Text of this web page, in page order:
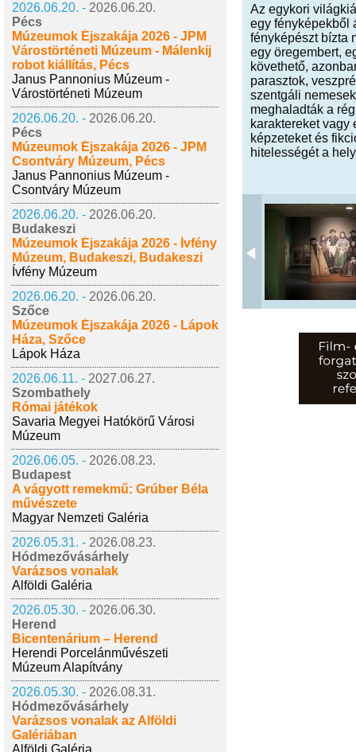
2026.06.20. - 2026.06.20.
Pécs
Múzeumok Éjszakája 2026 - JPM
Várostörténeti Múzeum - Málenkij
robot kiállítás, Pécs
Janus Pannonius Múzeum -
Várostörténeti Múzeum
2026.06.20. - 2026.06.20.
Pécs
Múzeumok Éjszakája 2026 - JPM
Csontváry Múzeum, Pécs
Janus Pannonius Múzeum -
Csontváry Múzeum
2026.06.20. - 2026.06.20.
Budakeszi
Múzeumok Éjszakája 2026 - Ívfény
Múzeum, Budakeszi, Budakeszi
Ívfény Múzeum
2026.06.20. - 2026.06.20.
Szőce
Múzeumok Éjszakája 2026 - Lápok
Háza, Szőce
Lápok Háza
2026.06.11. - 2027.06.27.
Szombathely
Római játékok
Savaria Megyei Hatókörű Városi
Múzeum
2026.06.05. - 2026.08.23.
Budapest
A vágyott remekmű: Grúber Béla
művészete
Magyar Nemzeti Galéria
2026.05.31. - 2026.08.23.
Hódmezővásárhely
Varázsos vonalak
Alföldi Galéria
2026.05.30. - 2026.06.30.
Herend
Bicentenárium – Herend
Herendi Porcelánművészeti
Múzeum Alapítvány
2026.05.30. - 2026.08.31.
Hódmezővásárhely
Varázsos vonalak az Alföldi
Galériában
Alföldi Galéria
Az egykori
egy fényképekből
fényképészt bízta
egy öregembert,
követhető,
parasztok,
szentgáli
meghaladták a
karaktereket vagy
képzeteket és
hitelességét a